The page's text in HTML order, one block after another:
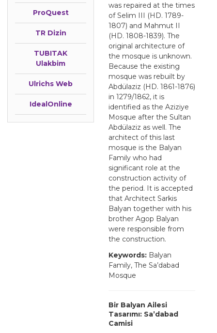
ProQuest
TR Dizin
TUBITAK
Ulakbim
Ulrichs Web
IdealOnline
was repaired at the times
of Selim III (HD. 1789-
1807) and Mahmut II
(HD. 1808-1839). The
original architecture of
the mosque is unknown.
Because the existing
mosque was rebuilt by
Abdülaziz (HD. 1861-1876)
in 1279/1862, it is
identified as the Aziziye
Mosque after the Sultan
Abdülaziz as well. The
architect of this last
mosque is the Balyan
Family who had
significant role at the
construction activity of
the period. It is accepted
that Architect Sarkis
Balyan together with his
brother Agop Balyan
were responsible from
the construction.
Keywords: Balyan
Family, The Sa’dabad
Mosque
Bir Balyan Ailesi
Tasarımı: Sa’dabad
Camisi